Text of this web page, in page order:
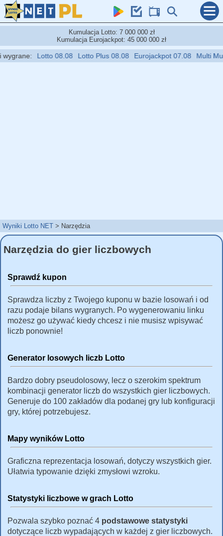
Kumulacja Lotto: 7 000 000 zł
Kumulacja Eurojackpot: 45 000 000 zł
Lotto 08.08 Lotto Plus 08.08 Eurojackpot 07.08 Multi Multi
Wyniki Lotto NET Narzędzia
Narzędzia do gier liczbowych
Sprawdź kupon
Sprawdza liczby z Twojego kuponu w bazie losowań i od
razu podaje bilans wygranych. Po wygenerowaniu linku
możesz go używać kiedy chcesz i nie musisz wpisywać
liczb ponownie!
Generator losowych liczb Lotto
Bardzo dobry pseudolosowy, lecz o szerokim spektrum
kombinacji generator liczb do wszystkich gier liczbowych.
Generuje do 100 zakładów dla podanej gry lub konfiguracji
gry, której potrzebujesz.
Mapy wyników Lotto
Graficzna reprezentacja losowań, dotyczy wszystkich gier.
Ułatwia typowanie dzięki zmysłowi wzroku.
Statystyki liczbowe w grach Lotto
Pozwala szybko poznać 4 podstawowe statystyki
dotyczące liczb wypadających w każdej z gier liczbowych.